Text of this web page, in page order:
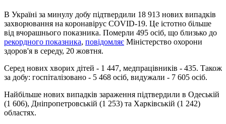
В Україні за минулу добу підтвердили 18 913 нових випадків
захворювання на коронавірус COVID-19. Це істотно більше
від вчорашнього показника. Померли 495 осіб, що близько до
рекордного показника, повідомляє Міністерство охорони
здоров'я в середу, 20 жовтня.
Серед нових хворих дітей - 1 447, медпрацівників - 435. Також
за добу: госпіталізовано - 5 468 осіб, видужали - 7 605 осіб.
Найбільше нових випадків зараження підтвердили в Одеській
(1 606), Дніпропетровській (1 253) та Харківській (1 242)
областях.